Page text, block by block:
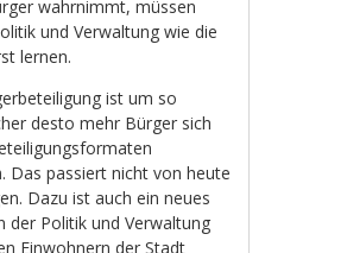
wahrnimmt, müssen
und Verwaltung wie die
lernen.
ist um so
desto mehr Bürger sich
Das passiert nicht von heute
Dazu ist auch ein neues
der Politik und Verwaltung
Einwohnern der Stadt